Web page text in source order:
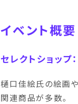
イベント概要
セレクトショッ
樋口佳絵氏の絵画
関連商品が多数。